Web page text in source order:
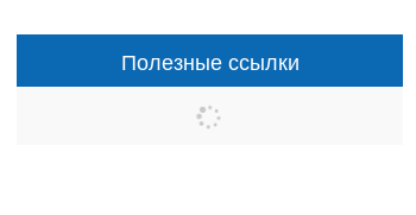
Полезные ссылки